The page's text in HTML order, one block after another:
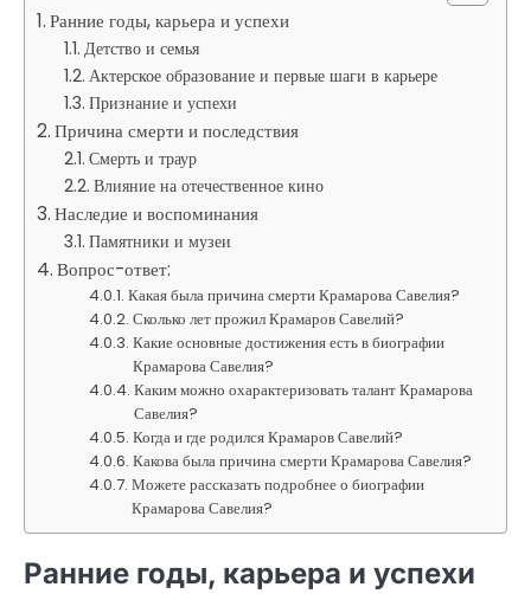
Ранние годы, карьера и успехи
Детство и семья
Актерское образование и первые шаги в карьере
Признание и успехи
Причина смерти и последствия
Смерть и траур
Влияние на отечественное кино
Наследие и воспоминания
Памятники и музеи
Вопрос-ответ:
Какая была причина смерти Крамарова Савелия?
Сколько лет прожил Крамаров Савелий?
Какие основные достижения есть в биографии
Крамарова Савелия?
Каким можно охарактеризовать талант Крамарова
Савелия?
Когда и где родился Крамаров Савелий?
Какова была причина смерти Крамарова Савелия?
Можете рассказать подробнее о биографии
Крамарова Савелия?
Ранние годы, карьера и успехи